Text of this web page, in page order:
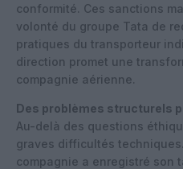
conformité. Ces sanctions
volonté du groupe Tata de
pratiques du transporteur
direction promet une
compagnie aérienne.
Des problèmes structurels
Au-delà des questions
graves difficultés
compagnie a enregistré son